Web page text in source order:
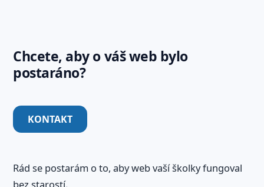
Chcete, aby o váš web bylo
postaráno?
KONTAKT
Rád se postarám o to, aby web vaší školky fungoval